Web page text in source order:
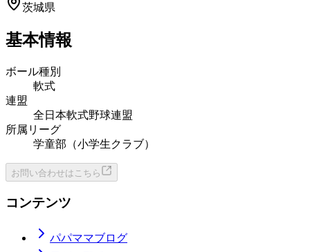
茨城県
基本情報
ボール種別
軟式
連盟
全日本軟式野球連盟
所属リーグ
学童部（小学生クラブ）
お問い合わせはこちら
コンテンツ
パパママブログ